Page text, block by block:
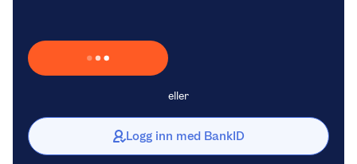
Laster inn Vipps …
eller
Logg inn med BankID